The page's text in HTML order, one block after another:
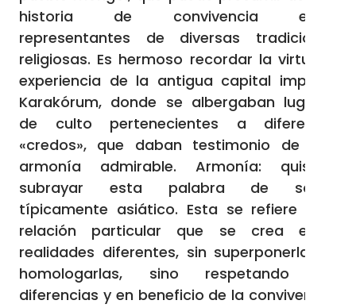
historia de convivencia entre
representantes de diversas tradiciones
religiosas. Es hermoso recordar la virtuosa
experiencia de la antigua capital imperial
Karakórum, donde se albergaban lugares
de culto pertenecientes a diferentes
«credos», que daban testimonio de una
armonía admirable. Armonía: quisiera
subrayar esta palabra de sabor
típicamente asiático. Esta se refiere a la
relación particular que se crea entre
realidades diferentes, sin superponerlas ni
homologarlas, sino respetando las
diferencias y en beneficio de la convivencia.